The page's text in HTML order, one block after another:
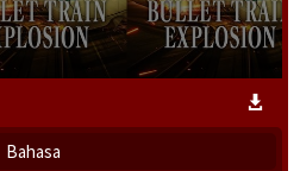
Bahasa